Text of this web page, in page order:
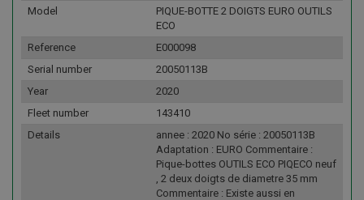
Model
PIQUE-BOTTE 2 DOIGTS EURO OUTILS
ECO
Reference
E000098
Serial number
20050113B
Year
2020
Fleet number
143410
Details
annee : 2020 No série : 20050113B
Adaptation : EURO Commentaire :
Pique-bottes OUTILS ECO PIQECO neuf
, 2 deux doigts de diametre 35 mm
Commentaire : Existe aussi en